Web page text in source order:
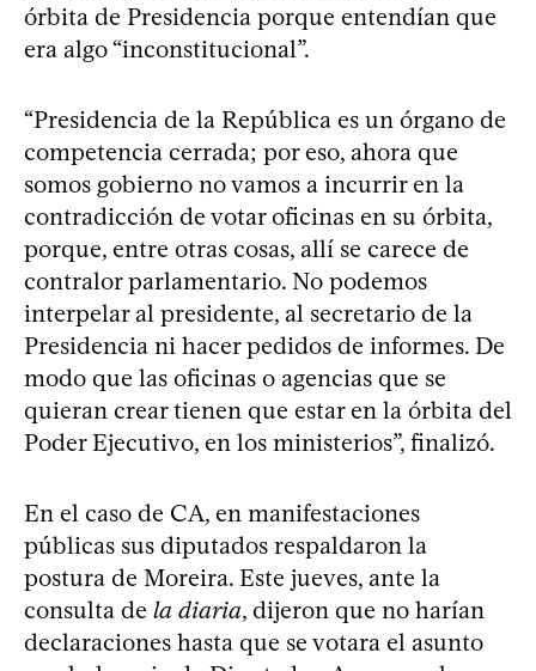
órbita de Presidencia porque entendían que
era algo “inconstitucional”.
“Presidencia de la República es un órgano de
competencia cerrada; por eso, ahora que
somos gobierno no vamos a incurrir en la
contradicción de votar oficinas en su órbita,
porque, entre otras cosas, allí se carece de
contralor parlamentario. No podemos
interpelar al presidente, al secretario de la
Presidencia ni hacer pedidos de informes. De
modo que las oficinas o agencias que se
quieran crear tienen que estar en la órbita del
Poder Ejecutivo, en los ministerios”, finalizó.
En el caso de CA, en manifestaciones
públicas sus diputados respaldaron la
postura de Moreira. Este jueves, ante la
consulta de la diaria, dijeron que no harían
declaraciones hasta que se votara el asunto